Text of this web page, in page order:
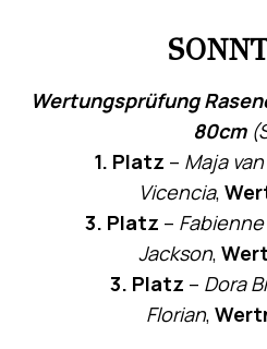
Wertungsprüfung
80cm
1. Platz – Maja
Vicencia,
3. Platz –
Jackson,
3. Platz – Dora
Florian,